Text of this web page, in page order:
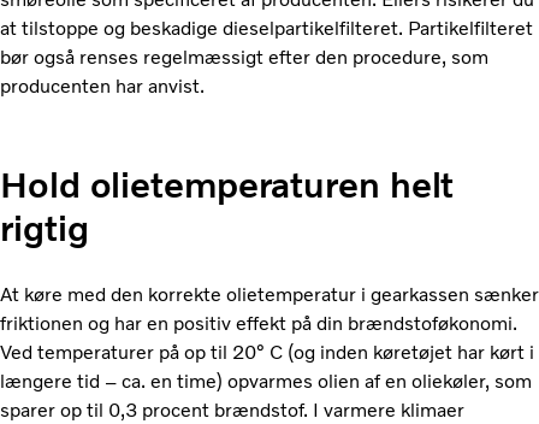
at tilstoppe og beskadige dieselpartikelfilteret. Partikelfilteret
bør også renses regelmæssigt efter den procedure, som
producenten har anvist.
Hold olietemperaturen helt
rigtig
At køre med den korrekte olietemperatur i gearkassen sænker
friktionen og har en positiv effekt på din brændstoføkonomi.
Ved temperaturer på op til 20° C (og inden køretøjet har kørt i
længere tid – ca. en time) opvarmes olien af en oliekøler, som
sparer op til 0,3 procent brændstof. I varmere klimaer